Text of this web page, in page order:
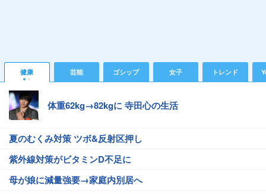
健康 芸能 ゴシップ 女子 トレンド
体重62kg→82kgに 寺田心の生活
夏のむくみ対策 ツボ&反射区押し
紫外線対策がビタミンD不足に
母が娘に減量強要→家庭内別居へ